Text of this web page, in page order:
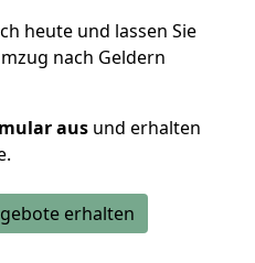
heute und lassen Sie
nach Geldern
aus und erhalten
erhalten